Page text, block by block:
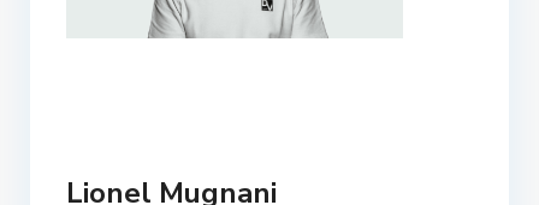
Lionel Mugnani